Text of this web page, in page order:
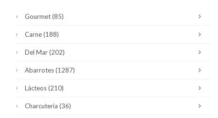
Gourmet(85)
Carne(188)
Del Mar(202)
Abarrotes(1287)
Lácteos(210)
Charcutería (36)